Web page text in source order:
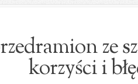
ze
korzyści i